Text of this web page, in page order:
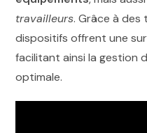
travailleurs. Grâce à des
dispositifs offrent une
facilitant ainsi la gestion
optimale.